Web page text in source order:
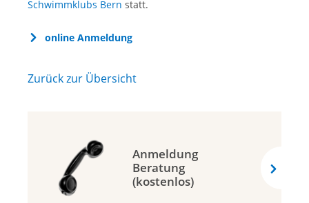
Schwimmklubs Bern statt.
online Anmeldung
Zurück zur Übersicht
Anmeldung
Beratung
(kostenlos)